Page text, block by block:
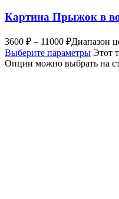
Картина Прыжок в
3600 ₽ – 11000 ₽Диапазон
Выберите параметры Этот
Опции можно выбрать на